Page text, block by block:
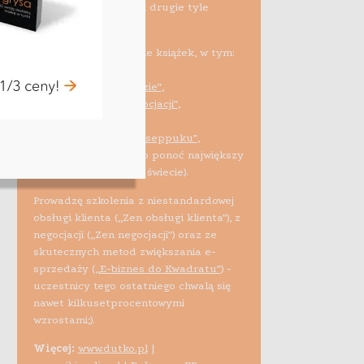
10 tys. sprzedawców i drugie tyle
studentów).
Spłodziłem kilkanaście książek, w tym:
•„Mucha w czekoladzie”,
„Targuj się! Zen negocjacji”,
„Nieruchomościowe seppuku”,
(to ponoć największy
tego typu projekt na świecie).
Prowadzę szkolenia z niestandardowej
obsługi klienta („Zen obsługi klienta”), z
negocjacji („Zen negocjacji”) oraz ze
skutecznych metod zwiększania e-
sprzedaży („E-biznes do Kwadratu”) -
uczestnicy tego ostatniego chwalą się
nawet kilkusetprocentowymi
wzrostami;).
Więcej: www.dutko.pl|